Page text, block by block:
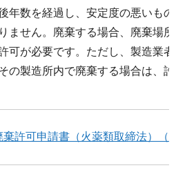
年数を経過し、安定度の悪いも
ません。廃棄する場合、廃棄場
可が必要です。ただし、製造業
の製造所内で廃棄する場合は、
棄許可申請書（火薬類取締法）（